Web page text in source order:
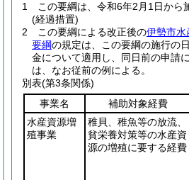
1
この要綱は、令和6年2月1日から
(経過措置)
2
この要綱による改正後の伊勢市水
要綱の規定は、この要綱の施行の
金について適用し、同日前の申請
は、なお従前の例による。
別表(第3条関係)
事業名
補助対象経費
水産資源増
殖事業
稚貝、稚魚等の放流、
貧栄養対策等の水産資
源の増殖に要する経費